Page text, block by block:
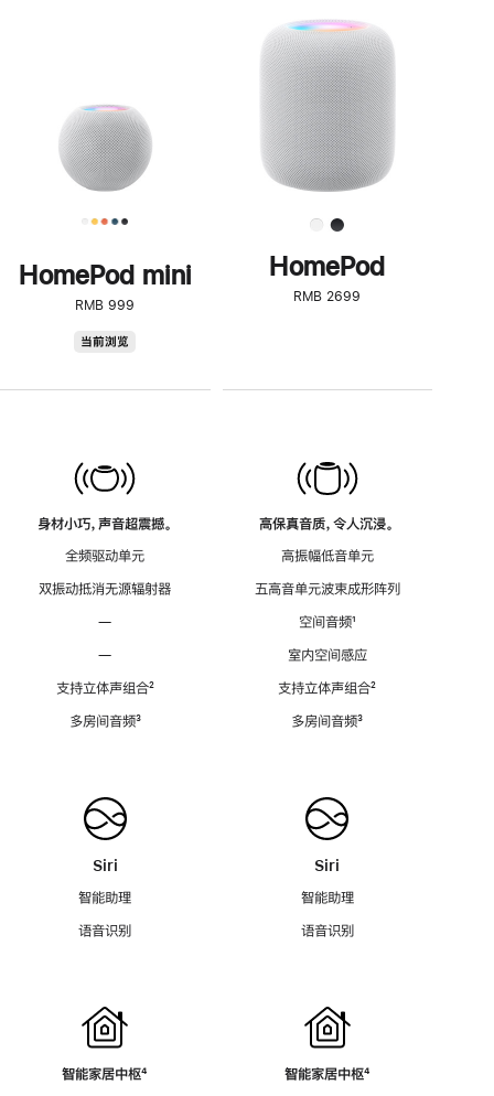
HomePod mini
RMB 999
当前浏览
身材小巧，声音超震撼。
全频驱动单元
双振动抵消无源辐射器
—
—
支持立体声组合脚
²
多房间音频脚
³
Siri
智能助理
语音识别
智能家居中枢脚
⁴
步
了
解
HomePod<
HomePod
RMB 2699
高保真音质，令人沉浸。
高振幅低音单元
五高音单元波束成形阵列
空间音频脚
¹
室内空间感应
支持立体声组合脚
²
多房间音频脚
³
Siri
智能助理
语音识别
智能家居中枢脚
⁴